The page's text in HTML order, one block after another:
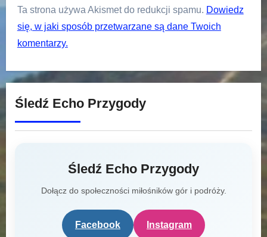
Ta strona używa Akismet do redukcji spamu. Dowiedz
się, w jaki sposób przetwarzane są dane Twoich
komentarzy.
Śledź Echo Przygody
Śledź Echo Przygody
Dołącz do społeczności miłośników gór i podróży.
Facebook Instagram